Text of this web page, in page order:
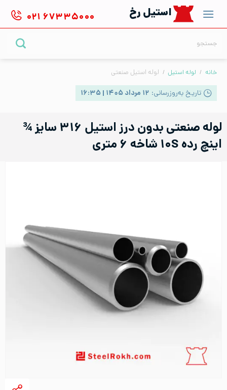
content
استیل رخ ۰۲۱ ۶۷۳۳۵۰۰۰
خانه / لوله استیل / لوله استیل صنعتی
تاریخ به‌روزرسانی: ۱۲ مرداد ۱۴۰۵ | ۱۶:۳۵
لوله صنعتی بدون درز استیل ۳۱۶ سایز ¾
اینچ رده ۱۰S شاخه ۶ متری